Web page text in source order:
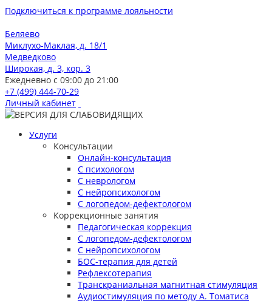
Подключиться к программе лояльности
Беляево
Миклухо-Маклая, д. 18/1
Медведково
Широкая, д. 3, кор. 3
Ежедневно с 09:00 до 21:00
+7 (499) 444-70-29
Личный кабинет
Услуги
Консультации
Онлайн-консультация
С психологом
С неврологом
С нейропсихологом
С логопедом-дефектологом
Коррекционные занятия
Педагогическая коррекция
С логопедом-дефектологом
С нейропсихологом
БОС-терапия для детей
Рефлексотерапия
Транскраниальная магнитная стимуляция
Аудиостимуляция по методу А. Томатиса